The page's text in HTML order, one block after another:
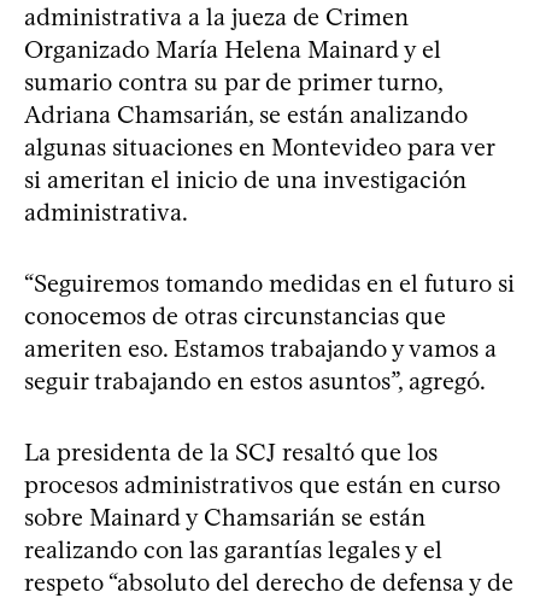
administrativa a la jueza de Crimen
Organizado María Helena Mainard y el
sumario contra su par de primer turno,
Adriana Chamsarián, se están analizando
algunas situaciones en Montevideo para ver
si ameritan el inicio de una investigación
administrativa.
“Seguiremos tomando medidas en el futuro si
conocemos de otras circunstancias que
ameriten eso. Estamos trabajando y vamos a
seguir trabajando en estos asuntos”, agregó.
La presidenta de la SCJ resaltó que los
procesos administrativos que están en curso
sobre Mainard y Chamsarián se están
realizando con las garantías legales y el
respeto “absoluto del derecho de defensa y de